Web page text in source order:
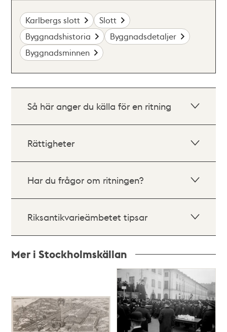
Karlbergs slott
Slott
Byggnadshistoria
Byggnadsdetaljer
Byggnadsminnen
Så här anger du källa för en ritning
Rättigheter
Har du frågor om ritningen?
Riksantikvarieämbetet tipsar
Mer i Stockholmskällan
och
teman